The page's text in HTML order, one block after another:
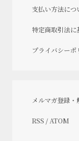
支払い方法につ
特定商取引法に
プライバシーポ
メルマガ登録・
RSS / ATOM